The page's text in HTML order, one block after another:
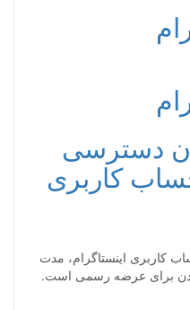
دسترسی
کاربری
کاربری اینستاگرام، مدت
برای عرضه رسمی است.